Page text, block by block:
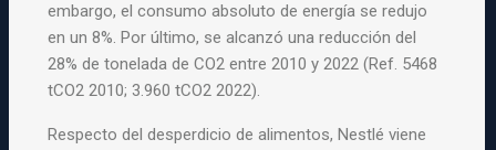
embargo, el consumo absoluto de energía se redujo
en un 8%. Por último, se alcanzó una reducción del
28% de tonelada de CO2 entre 2010 y 2022 (Ref. 5468
tCO2 2010; 3.960 tCO2 2022).
Respecto del desperdicio de alimentos, Nestlé viene